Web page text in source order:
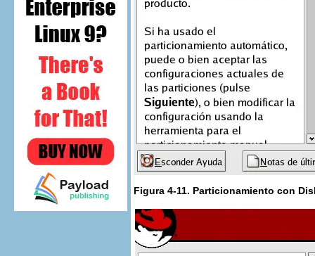
Figura 4-11. Particionamiento con